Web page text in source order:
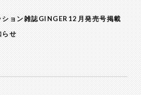
ション雑誌GINGER12月発売号掲載
らせ